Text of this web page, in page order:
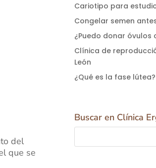
del
que se
Cariotipo para
Congelar semen
¿Puedo donar óvulos
Clínica de
León
¿Qué es la fase lútea?
Buscar en Clínica